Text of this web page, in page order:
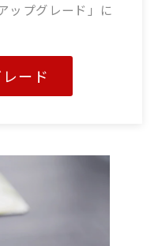
ップグレード」に
ード